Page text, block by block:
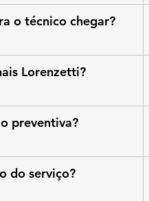
o técnico chegar?
Lorenzetti?
preventiva?
do serviço?